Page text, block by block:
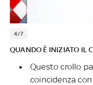
4/7
QUANDO È INIZIATO IL
Questo crollo
coincidenza con